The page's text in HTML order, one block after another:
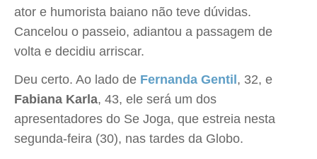
ator e humorista baiano não teve dúvidas.
Cancelou o passeio, adiantou a passagem de
volta e decidiu arriscar.
Deu certo. Ao lado de Fernanda Gentil , 32, e
Fabiana Karla, 43, ele será um dos
apresentadores do Se Joga, que estreia nesta
segunda-feira (30), nas tardes da Globo.